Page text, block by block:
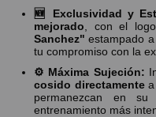
🆕 Exclusividad y
mejorado , con el
Sanchez" estampado
tu compromiso con la
⚙️ Máxima Sujeción:
cosido directamentea
permanezcan en
entrenamiento más